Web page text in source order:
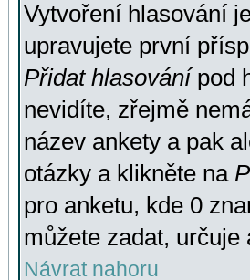
Vytvoření hlasování
upravujete první
Přidat hlasovánípod
nevidíte, zřejmě
název ankety a pak
otázky a klikněte na
pro anketu, kde 0
můžete zadat,
Návrat nahoru